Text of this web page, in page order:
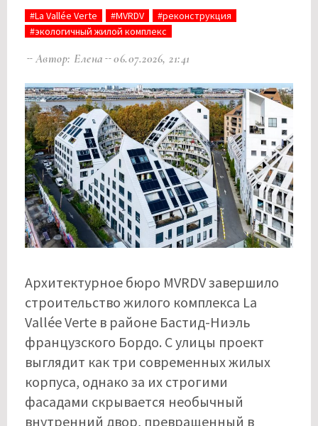
#La Vallée Verte #MVRDV
#реконструкция
#экологичный жилой комплекс
Автор: Елена 06.07.2026, 21:41
Архитектурное бюро MVRDV завершило
строительство жилого комплекса La
Vallée Verte в районе Бастид-Ниэль
французского Бордо. С улицы проект
выглядит как три современных жилых
корпуса, однако за их строгими
фасадами скрывается необычный
внутренний двор, превращенный в